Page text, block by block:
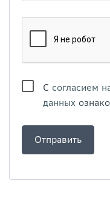
С согласием
данных